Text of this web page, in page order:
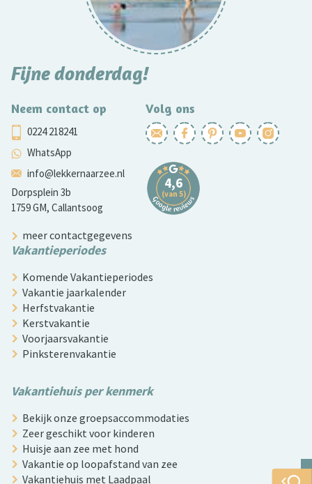
Fijne donderdag!
Neem contact op
0224 218241
WhatsApp
info@lekkernaarzee.nl
Dorpsplein 3b
1759 GM, Callantsoog
Volg ons
meer contactgegevens
Vakantieperiodes
Komende Vakantieperiodes
Vakantie jaarkalender
Herfstvakantie
Kerstvakantie
Voorjaarsvakantie
Pinksterenvakantie
Vakantiehuis per kenmerk
Bekijk onze groepsaccommodaties
Zeer geschikt voor kinderen
Huisje aan zee met hond
Vakantie op loopafstand van zee
Vakantiehuis met Laadpaal